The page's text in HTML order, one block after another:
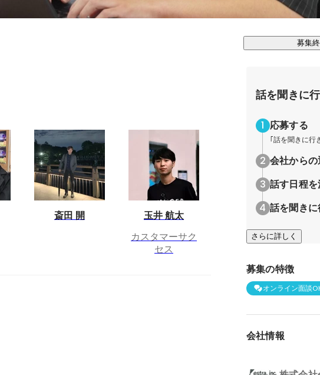
募集
斎田 開 玉井 航太
カスタマーサク
セス
話を聞きに
応募する
｢話を聞きに行
会社から
話す日程を
話を聞きに
さらに詳しく
募集の特徴
オンライン面談
会社情報